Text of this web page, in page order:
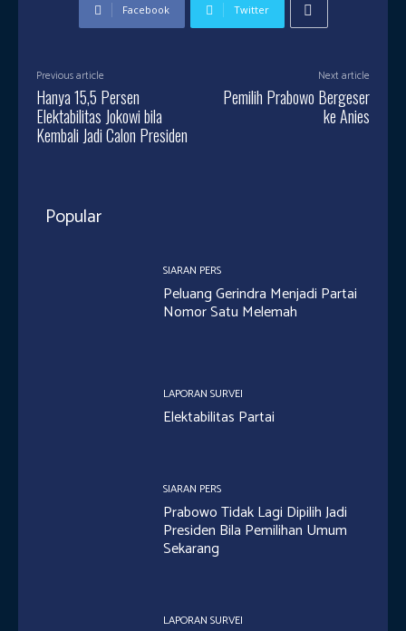
Facebook Twitter
Previous article
Hanya 15,5 Persen
Elektabilitas Jokowi bila
Kembali Jadi Calon Presiden
Next article
Pemilih Prabowo Bergeser
ke Anies
Popular
SIARAN PERS
Peluang Gerindra Menjadi Partai
Nomor Satu Melemah
LAPORAN SURVEI
Elektabilitas Partai
SIARAN PERS
Prabowo Tidak Lagi Dipilih Jadi
Presiden Bila Pemilihan Umum
Sekarang
LAPORAN SURVEI